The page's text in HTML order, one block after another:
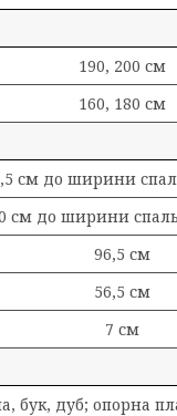
190, 200 см
160, 180 см
см до ширини
см до ширини
96,5 см
56,5 см
7 см
бук, дуб; опорна